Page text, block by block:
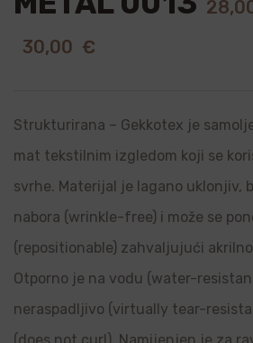
30,00 €
Strukturirana – Gekkotex je
mat tekstilnim izgledom koji se
svrhe. Materijal je lagano uklonjiv,
nabora (wrinkle-free) i može se
(repositionable) zahvaljujući
Otporno je na vodu (water-
neraspadljivo (virtually tear-